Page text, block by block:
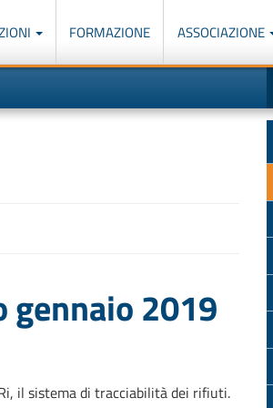
FORMAZIONE ASSOCIAZIONE
gennaio 2019
il sistema di tracciabilità dei rifiuti.